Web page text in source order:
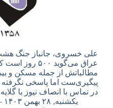
علی خسروی، جانباز جنگ
عراق می‌گوید ۵۰۰
مطالباتش از جمله مسکن و
پیگیری‌ست اما پاسخی
در تماس با انصاف نیوز با
یکشنبه, ۲۸ بهمن ۱۴۰۳ – ۱۷:۲۶